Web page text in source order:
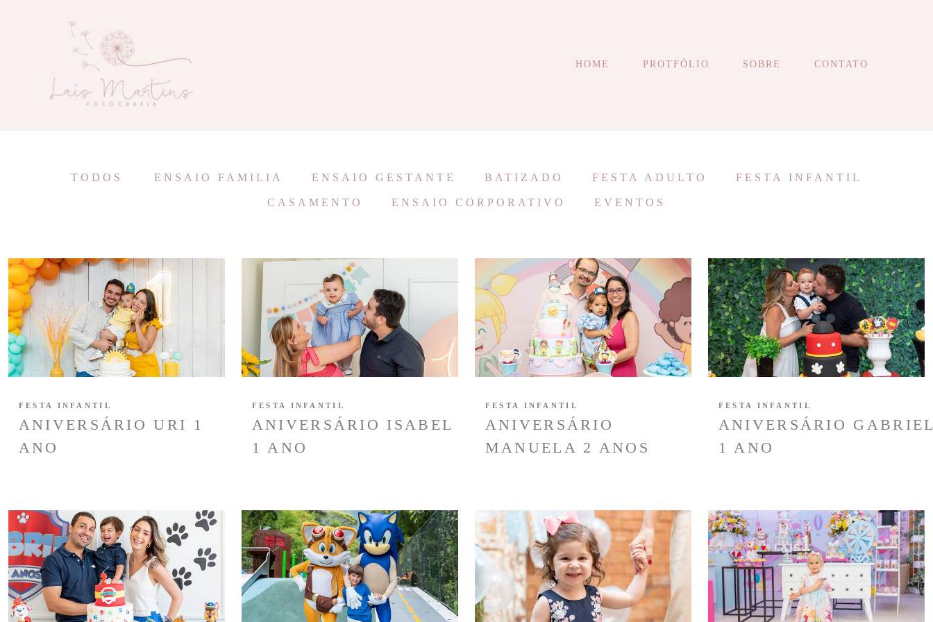
HOME PROTFÓLIO SOBRE CONTATO
TODOS ENSAIO FAMILIA ENSAIO GESTANTE BATIZADO FESTA ADULTO FESTA INFANTIL
CASAMENTO ENSAIO CORPORATIVO EVENTOS
ANIVERSÁRIO URI 1
ANO
FESTA INFANTIL
ANIVERSÁRIO ISABEL
1 ANO
FESTA INFANTIL
ANIVERSÁRIO
MANUELA 2 ANOS
FESTA INFANTIL
ANIVERSÁRIO
1 ANO
FESTA INFANTIL